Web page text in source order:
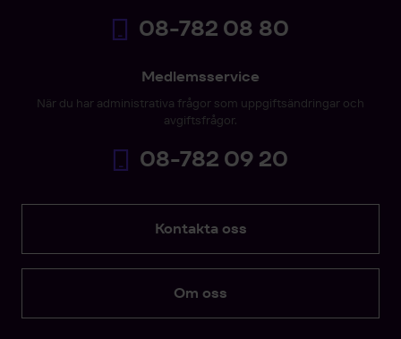
08-782 08 80
Medlemsservice
När du har administrativa frågor som uppgiftsändringar och
avgiftsfrågor.
08-782 09 20
Kontakta oss
Om oss